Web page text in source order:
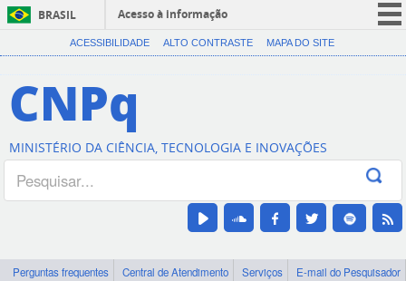
BRASIL
Acesso à informação
CORONAVÍRUS (COVID-19)
Canais
ACESSIBILIDADE ALTO CONTRASTE MAPA DO SITE
CNPq
MINISTÉRIO DA CIÊNCIA, TECNOLOGIA E INOVAÇÕES
Perguntas frequentes Central de Atendimento Serviços
E-mail do Pesquisador